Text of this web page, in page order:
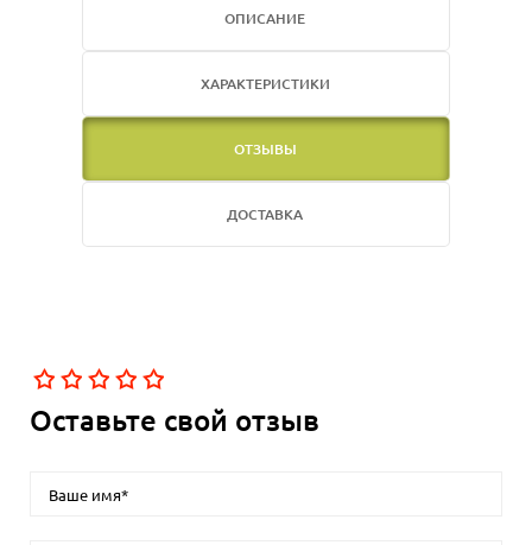
ОПИСАНИЕ
ХАРАКТЕРИСТИКИ
ОТЗЫВЫ
ДОСТАВКА
Оставьте свой отзыв